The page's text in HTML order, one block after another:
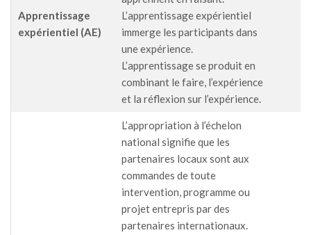
Apprentissage
expérientiel (AE)
L’apprentissage expérientiel
immerge les participants dans
une expérience.
L’apprentissage se produit en
combinant le faire, l’expérience
et la réflexion sur l’expérience.
L’appropriation à l’échelon
national signifie que les
partenaires locaux sont aux
commandes de toute
intervention, programme ou
projet entrepris par des
partenaires internationaux.